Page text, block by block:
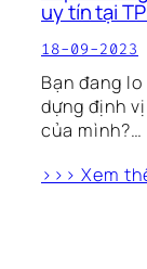
uy tín tại
18-09-2023
Bạn đang
dựng định
của mình?…
>>> Xem